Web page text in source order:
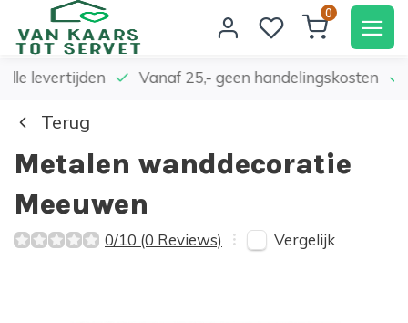
0
levertijden Vanaf 25,- geen handelingskosten
Terug
Metalen wanddecoratie
Meeuwen
0/10 (0 Reviews) Vergelijk